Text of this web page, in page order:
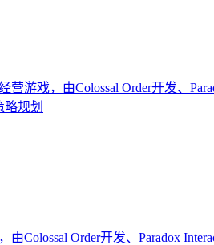
游戏，由Colossal Order开发、
规划
Colossal Order开发、Paradox